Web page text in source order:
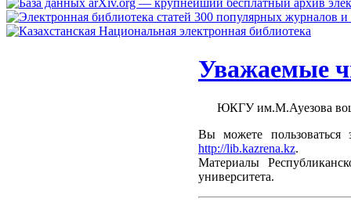
Уважаемые
ЮКГУ им.М.Ауезова
Вы можете пользоваться
http://lib.kazrena.kz.
Материалы
университета.